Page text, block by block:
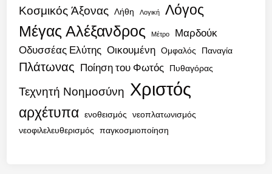
Κοσμικός Άξονας Λήθη Λογική Λόγος
Μέγας Αλέξανδρος Μέτρο
Μαρδούκ
Οδυσσέας Ελύτης Οικουμένη Ομφαλός Παναγία
Πλάτωνας Ποίηση του Φωτός Πυθαγόρας
Τεχνητή Νοημοσύνη Χριστός
αρχέτυπα ενοθεισμός νεοπλατωνισμός
νεοφιλελευθερισμός παγκοσμιοποίηση